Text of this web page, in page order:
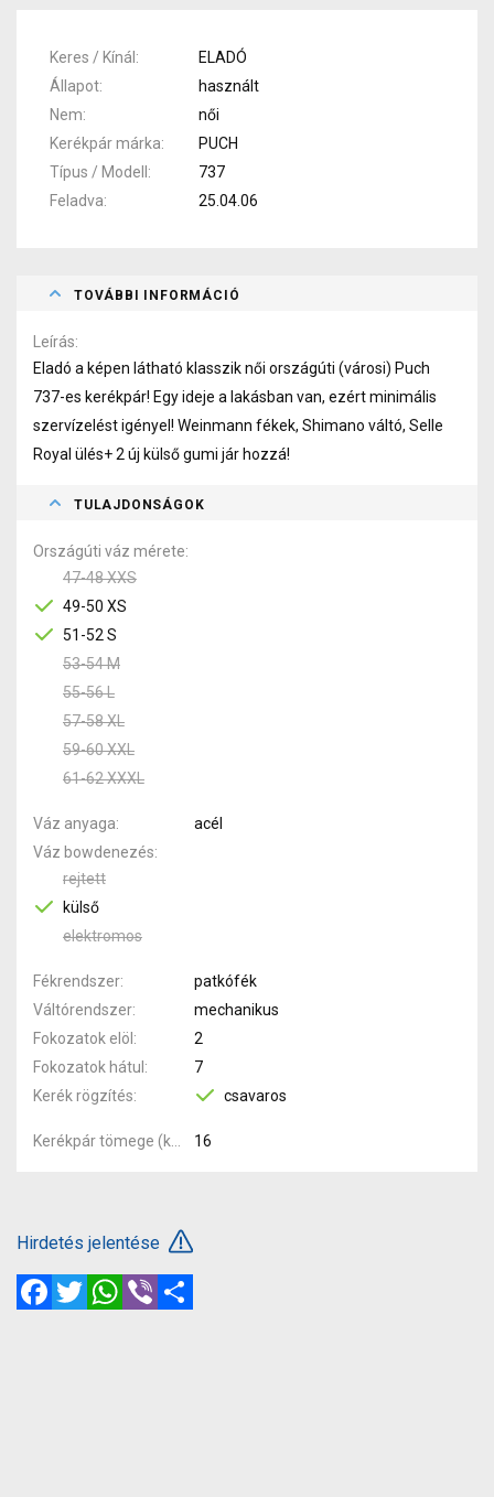
Keres / Kínál
ELADÓ
Állapot
használt
Nem
női
Kerékpár márka
PUCH
Típus / Modell
737
Feladva
25.04.06
TOVÁBBI INFORMÁCIÓ
Leírás
Eladó a képen látható klasszik női országúti (városi) Puch
737-es kerékpár! Egy ideje a lakásban van, ezért minimális
szervízelést igényel! Weinmann fékek, Shimano váltó, Selle
Royal ülés+ 2 új külső gumi jár hozzá!
TULAJDONSÁGOK
Országúti váz mérete
47-48 XXS
49-50 XS
51-52 S
53-54 M
55-56 L
57-58 XL
59-60 XXL
61-62 XXXL
Váz anyaga
acél
Váz bowdenezés
rejtett
külső
elektromos
Fékrendszer
patkófék
Váltórendszer
mechanikus
Fokozatok elöl
2
Fokozatok hátul
7
Kerék rögzítés
csavaros
16
Hirdetés jelentése
FacebookTwitterWhatsApp
Viber